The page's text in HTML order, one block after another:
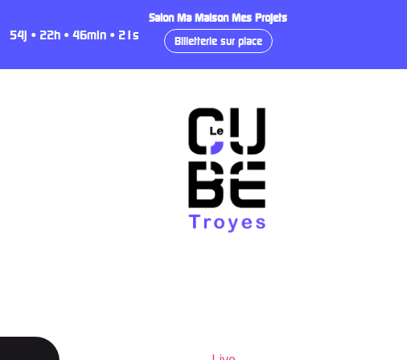
54j • 22h • 46min • 20s
Salon Ma Maison Mes Projets
Billetterie sur place